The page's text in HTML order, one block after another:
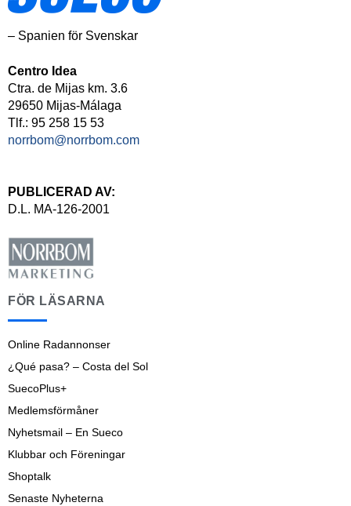
– Spanien för Svenskar
Centro Idea
Ctra. de Mijas km. 3.6
29650 Mijas-Málaga
Tlf.: 95 258 15 53
norrbom@norrbom.com
PUBLICERAD AV:
D.L. MA-126-2001
FÖR LÄSARNA
Online Radannonser
¿Qué pasa? – Costa del Sol
SuecoPlus+
Medlemsförmåner
Nyhetsmail – En Sueco
Klubbar och Föreningar
Shoptalk
Senaste Nyheterna